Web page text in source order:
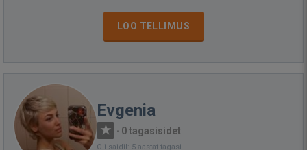
LOO TELLIMUS
Evgenia
· 0 tagasisidet
Oli saidil: 5 aastat tagasi